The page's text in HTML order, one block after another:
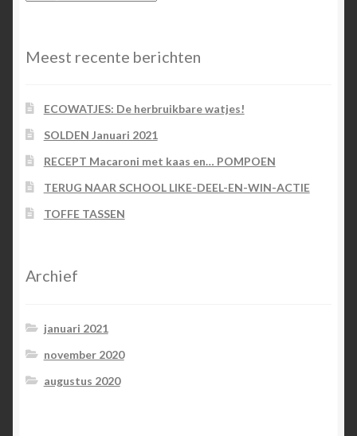
Meest recente berichten
ECOWATJES: De herbruikbare watjes!
SOLDEN Januari 2021
RECEPT Macaroni met kaas en… POMPOEN
TERUG NAAR SCHOOL LIKE-DEEL-EN-WIN-ACTIE
TOFFE TASSEN
Archief
januari 2021
november 2020
augustus 2020